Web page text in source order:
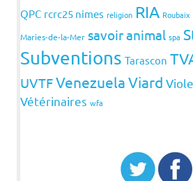
QPC rcrc25 nimes religion RIA Roubaix
Maries-de-la-Mer savoir animal spa
Subventions Tarascon
UVTFVenezuelaViard
Vétérinaires wfa